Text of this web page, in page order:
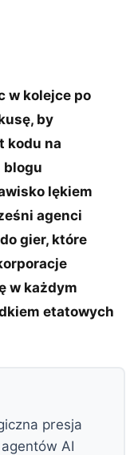
w kolejce po
by
kodu na
blogu
lękiem
agenci
gier, które
w każdym
etatowych
presja
AI